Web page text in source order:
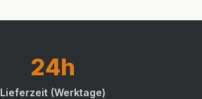
24h
Lieferzeit (Werktage)